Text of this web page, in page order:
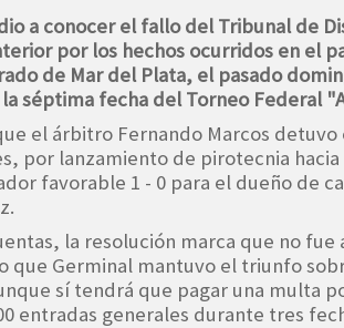
a conocer el fallo del Tribunal de
por los hechos ocurridos en el
de Mar del Plata, el pasado
séptima fecha del Torneo Federal
el árbitro Fernando Marcos detuvo
por lanzamiento de pirotecnia
favorable 1 - 0 para el dueño de
la resolución marca que no
que Germinal mantuvo el triunfo
sí tendrá que pagar una multa
entradas generales durante tres